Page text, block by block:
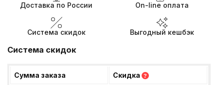
Доставка по России On-line оплата
Система скидок Выгодный кешбэк
Система скидок
Сумма заказа Скидка ?